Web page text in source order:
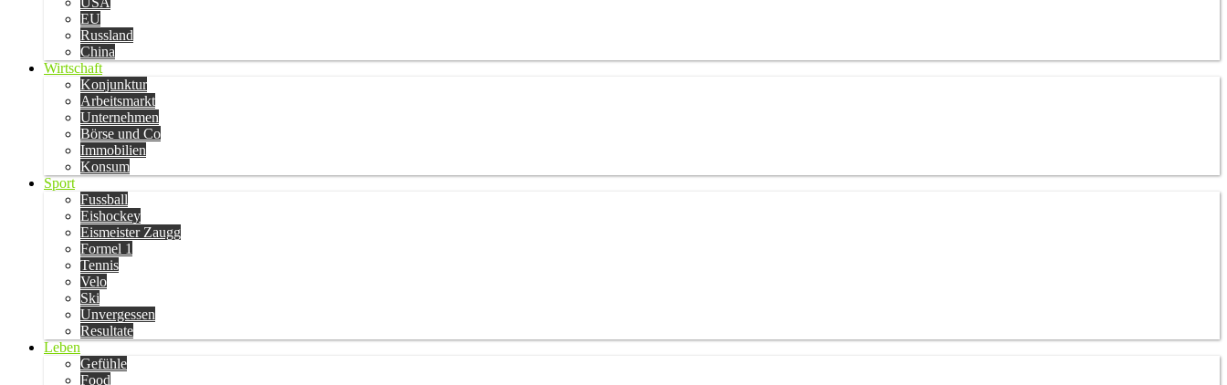
EU
Russland
China
Wirtschaft
Konjunktur
Arbeitsmarkt
Unternehmen
Börse und Co
Immobilien
Konsum
Sport
Fussball
Eishockey
Eismeister Zaugg
Formel 1
Tennis
Velo
Ski
Unvergessen
Resultate
Leben
Gefühle
Food